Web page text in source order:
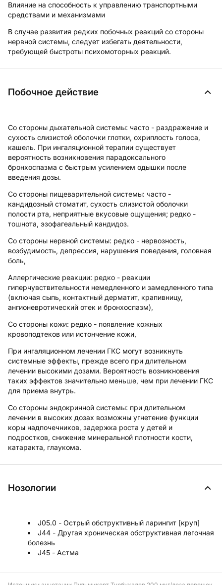
Влияние на способность к управлению транспортными
средствами и механизмами
В случае развития редких побочных реакций со стороны
нервной системы, следует избегать деятельности,
требующей быстроты психомоторных реакций.
Побочное действие
Со стороны дыхательной системы: часто - раздражение и
сухость слизистой оболочки глотки, охриплость голоса,
кашель. При ингаляционной терапии существует
вероятность возникновения парадоксального
бронхоспазма с быстрым усилением одышки после
введения дозы.
Со стороны пищеварительной системы: часто -
кандидозный стоматит, сухость слизистой оболочки
полости рта, неприятные вкусовые ощущения; редко -
тошнота, эзофагеальный кандидоз.
Со стороны нервной системы: редко - нервозность,
возбудимость, депрессия, нарушения поведения, головная
боль,
Аллергические реакции: редко - реакции
гиперчувствительности немедленного и замедленного типа
(включая сыпь, контактный дерматит, крапивницу,
ангионевротический отек и бронхоспазм),
Со стороны кожи: редко - появление кожных
кровоподтеков или истончение кожи,
При ингаляционном лечении ГКС могут возникнуть
системные эффекты, прежде всего при длительном
лечении высокими дозами. Вероятность возникновения
таких эффектов значительно меньше, чем при лечении ГКС
для приема внутрь.
Со стороны эндокринной системы: при длительном
лечении в высоких дозах возможны угнетение функции
коры надпочечников, задержка роста у детей и
подростков, снижение минеральной плотности кости,
катаракта, глаукома.
Нозологии
J05.0 - Острый обструктивный ларингит [круп]
J44 - Другая хроническая обструктивная легочная
болезнь
J45 - Астма